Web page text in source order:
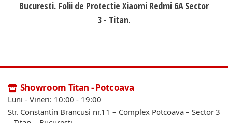
Bucuresti. Folii de Protectie Xiaomi Redmi 6A Sector
3 - Titan.
Showroom Titan - Potcoava
Luni - Vineri: 10:00 - 19:00
Str. Constantin Brancusi nr.11 – Complex Potcoava – Sector 3